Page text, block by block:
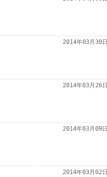
2014年03月30日
2014年03月26日
2014年03月09日
2014年03月02日